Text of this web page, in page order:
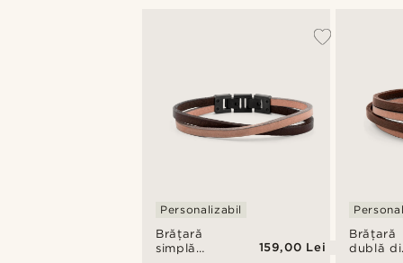
Brățară
simplă
Personalizabil
159,00 Lei
Brățară
dublă